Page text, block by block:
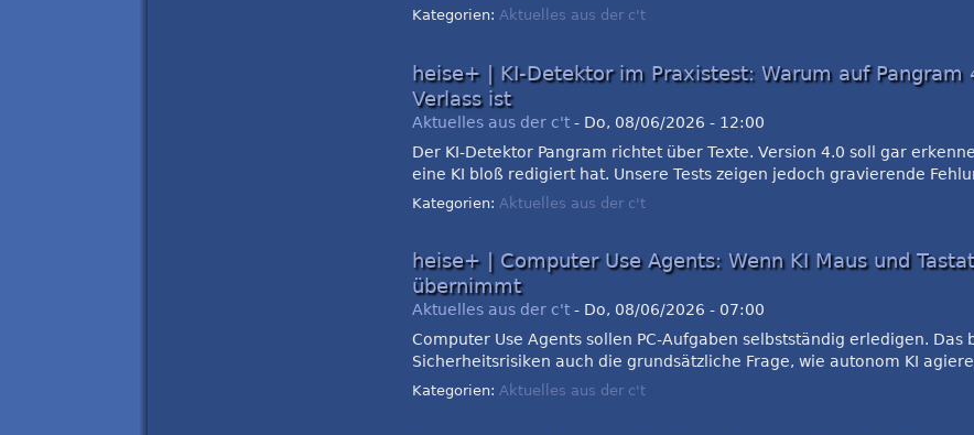
Kategorien:Aktuelles aus der c't
heise+ | KI-Detektor im Praxistest: Warum auf Pangram
Verlass ist
Aktuelles aus der c't - Do, 08/06/2026 - 12:00
Der KI-Detektor Pangram richtet über Texte. Version 4.0 soll gar
eine KI bloß redigiert hat. Unsere Tests zeigen jedoch gravierende
Kategorien: Aktuelles aus der c't
heise+ | Computer Use Agents: Wenn KI Maus und
übernimmt
Aktuelles aus der c't - Do, 08/06/2026 - 07:00
Computer Use Agents sollen PC-Aufgaben selbstständig erledigen. Das
Sicherheitsrisiken auch die grundsätzliche Frage, wie autonom KI
Kategorien: Aktuelles aus der c't